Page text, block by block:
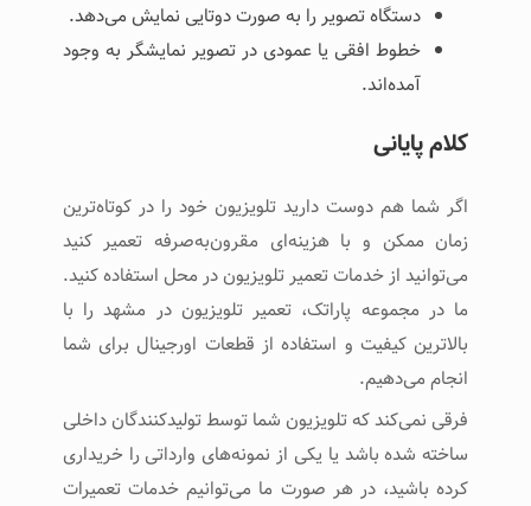
دستگاه تصویر را به صورت دوتایی نمایش می‌دهد.
خطوط افقی یا عمودی در تصویر نمایشگر به وجود
آمده‌اند.
کلام پایانی
اگر شما هم دوست دارید تلویزیون خود را در کوتاه‌ترین
زمان ممکن و با هزینه‌ای مقرون‌به‌صرفه تعمیر کنید
می‌توانید از خدمات تعمیر تلویزیون در محل استفاده کنید.
ما در مجموعه پاراتک، تعمیر تلویزیون در مشهد را با
بالاترین کیفیت و استفاده از قطعات اورجینال برای شما
انجام می‌دهیم.
فرقی نمی‌کند که تلویزیون شما توسط تولیدکنندگان داخلی
ساخته شده باشد یا یکی از نمونه‌های وارداتی را خریداری
کرده باشید، در هر صورت ما می‌توانیم خدمات تعمیرات